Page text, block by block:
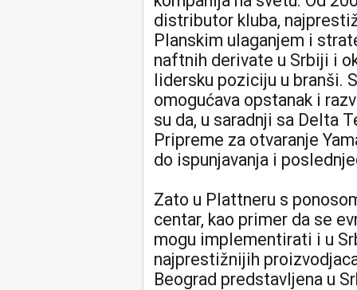
distributor kluba,
Planskim ulaganjem i
naftnih derivate u Srbiji i
lidersku poziciju u branši.
omogućava opstanak i
su da, u saradnji sa Delta
Pripreme za otvaranje
do ispunjavanja i
Zato u Plattneru s
centar, kao primer da se
mogu implementirati i u
najprestižnijih
Beograd predstavljena u